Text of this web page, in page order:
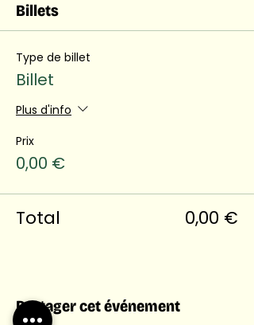
Billets
Type de billet
Billet
Plus d'info
Prix
0,00 €
Total 0,00 €
Partager cet événement